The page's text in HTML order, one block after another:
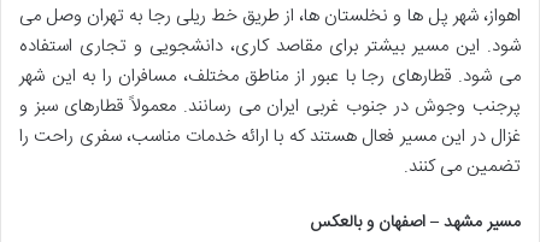
اهواز، شهر پل ها و نخلستان ها، از طریق خط ریلی رجا به تهران وصل می
شود. این مسیر بیشتر برای مقاصد کاری، دانشجویی و تجاری استفاده
می شود. قطارهای رجا با عبور از مناطق مختلف، مسافران را به این شهر
پرجنب وجوش در جنوب غربی ایران می رسانند. معمولاً قطارهای سبز و
غزال در این مسیر فعال هستند که با ارائه خدمات مناسب، سفری راحت را
تضمین می کنند.
مسیر مشهد – اصفهان و بالعکس